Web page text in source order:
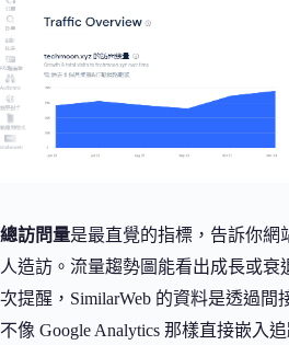
總訪問量是最直覺的指標，告訴你網
人造訪。流量趨勢圖能看出成長或衰
次提醒，SimilarWeb 的資料是透過間
不像 Google Analytics 那樣直接嵌入